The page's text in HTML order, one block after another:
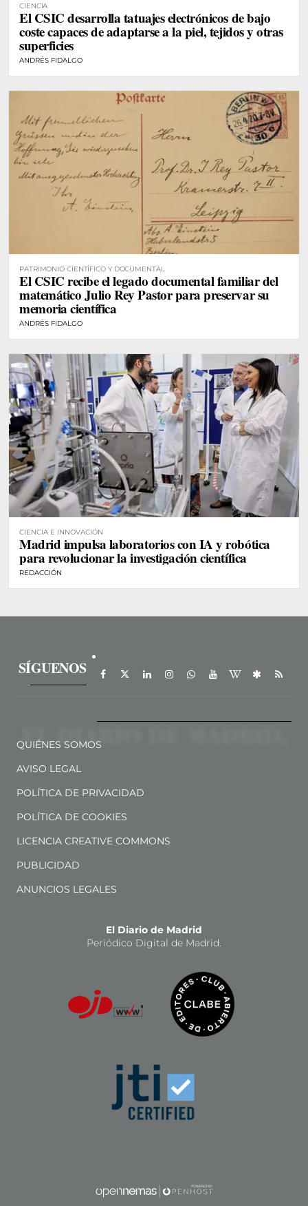
CIENCIA
El CSIC desarrolla tatuajes electrónicos de bajo
coste capaces de adaptarse a la piel, tejidos y otras
superficies
ANDRÉS FIDALGO
PATRIMONIO CIENTÍFICO Y DOCUMENTAL
El CSIC recibe el legado documental familiar del
matemático Julio Rey Pastor para preservar su
memoria científica
ANDRÉS FIDALGO
CIENCIA E INNOVACIÓN
Madrid impulsa laboratorios con IA y robótica
para revolucionar la investigación científica
REDACCIÓN
SÍGUENOS
QUIÉNES SOMOS
AVISO LEGAL
POLÍTICA DE PRIVACIDAD
POLÍTICA DE COOKIES
LICENCIA CREATIVE COMMONS
PUBLICIDAD
ANUNCIOS LEGALES
El Diario de Madrid
Periódico Digital de Madrid.